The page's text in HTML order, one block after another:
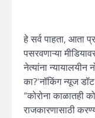
हे सर्व पाहता, आता
पसरवणाऱ्या
नेत्यांना न्यायालयीन
का?‘नॉकिंग न्यूज
“कोरोना काळातही
राजकारणासाठी